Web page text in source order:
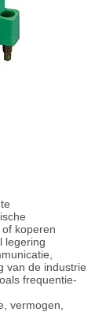
koperen
legering
van de industrie
frequentie-
vermogen,